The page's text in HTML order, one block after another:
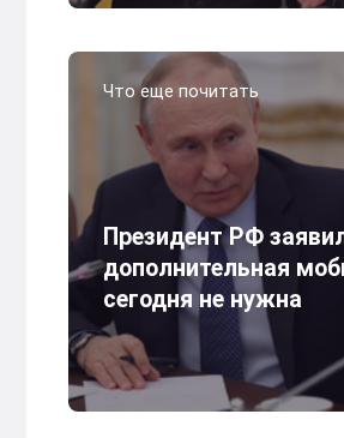
Что еще почитать
Президент РФ
дополнительная
сегодня не нужна